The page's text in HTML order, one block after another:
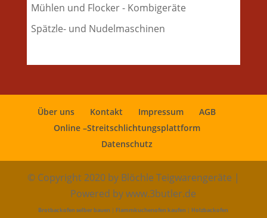
Mühlen und Flocker - Kombigeräte
Spätzle- und Nudelmaschinen
Über uns Kontakt Impressum
AGB
Online –Streitschlichtungsplattform
Datenschutz
© Copyright 2020 by Blöchle Teigwarengeräte |
Powered by www.3butler.de
Brotbackofen selber bauen | Flammkuchenofen kaufen | Holzbackofen